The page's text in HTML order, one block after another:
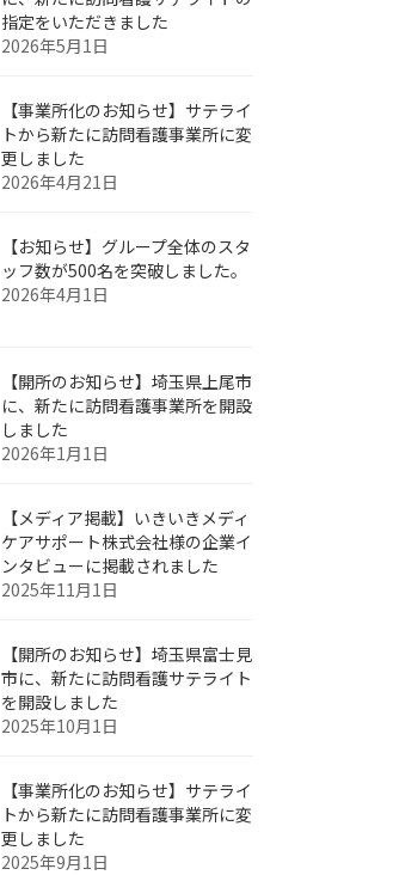
指定をいただきました
2026年5月1日
【事業所化のお知らせ】サテライ
トから新たに訪問看護事業所に変
更しました
2026年4月21日
【お知らせ】グループ全体のスタ
ッフ数が500名を突破しました。
2026年4月1日
【開所のお知らせ】埼玉県上尾市
に、新たに訪問看護事業所を開設
しました
2026年1月1日
【メディア掲載】いきいきメディ
ケアサポート株式会社様の企業イ
ンタビューに掲載されました
2025年11月1日
【開所のお知らせ】埼玉県富士見
市に、新たに訪問看護サテライト
を開設しました
2025年10月1日
【事業所化のお知らせ】サテライ
トから新たに訪問看護事業所に変
更しました
2025年9月1日